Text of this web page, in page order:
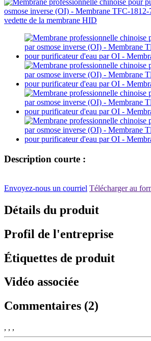
Description courte :
Envoyez-nous un courriel Télécharger au
Détails du produit
Profil de l'entreprise
Étiquettes de produit
Vidéo associée
Commentaires (2)
, , ,